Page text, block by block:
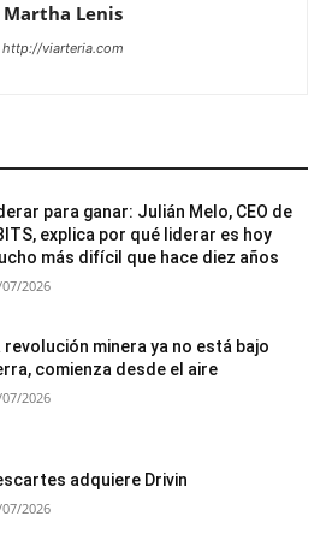
Martha Lenis
http://viarteria.com
para ganar: Julián Melo, CEO de
explica por qué liderar es hoy
más difícil que hace diez años
2026
revolución minera ya no está bajo
comienza desde el aire
2026
adquiere Drivin
2026